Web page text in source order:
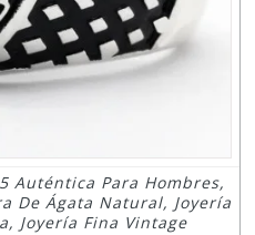
Auténtica Para Hombres,
De Ágata Natural, Joyería
Joyería Fina Vintage